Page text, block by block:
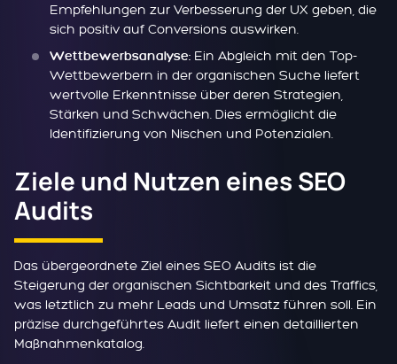
Empfehlungen zur Verbesserung der UX geben, die
sich positiv auf Conversions auswirken.
Wettbewerbsanalyse: Ein Abgleich mit den Top-
Wettbewerbern in der organischen Suche liefert
wertvolle Erkenntnisse über deren Strategien,
Stärken und Schwächen. Dies ermöglicht die
Identifizierung von Nischen und Potenzialen.
Ziele und Nutzen eines SEO
Audits
Das übergeordnete Ziel eines SEO Audits ist die
Steigerung der organischen Sichtbarkeit und des Traffics,
was letztlich zu mehr Leads und Umsatz führen soll. Ein
präzise durchgeführtes Audit liefert einen detaillierten
Maßnahmenkatalog.